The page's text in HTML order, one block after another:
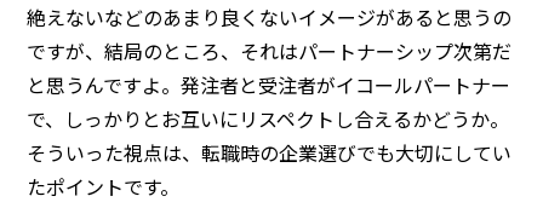
絶えないなどのあまり良くないイメージがあると思うの
ですが、結局のところ、それはパートナーシップ次第だ
と思うんですよ。発注者と受注者がイコールパートナー
で、しっかりとお互いにリスペクトし合えるかどうか。
そういった視点は、転職時の企業選びでも大切にしてい
たポイントです。